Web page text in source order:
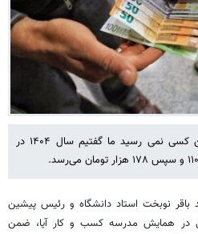
نوبخت گفت: آن زمان که به ذهن کسی نمی رسید ما گفتیم سال ۱۴۰۴ در
باقر نوبخت استاد دانشگاه و رئیس پیشین
در همایش مدرسه کسب و کار آیا، ضمن